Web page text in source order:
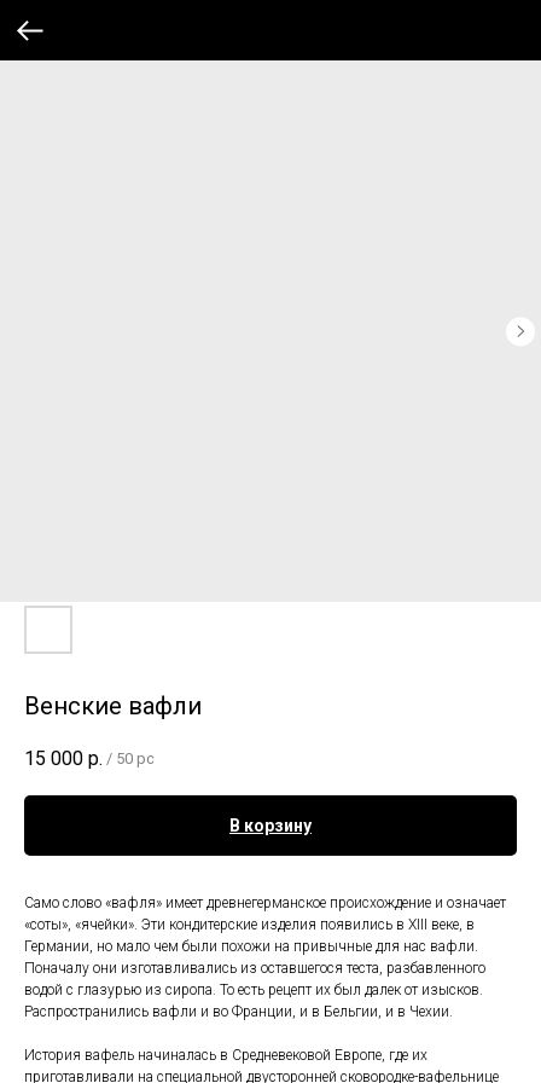
Венские вафли
15 000 р. / 50 pc
В корзину
Само слово «вафля» имеет древнегерманское происхождение и означает
«соты», «ячейки». Эти кондитерские изделия появились в XIII веке, в
Германии, но мало чем были похожи на привычные для нас вафли.
Поначалу они изготавливались из оставшегося теста, разбавленного
водой с глазурью из сиропа. То есть рецепт их был далек от изысков.
Распространились вафли и во Франции, и в Бельгии, и в Чехии.
История вафель начиналась в Средневековой Европе, где их
приготавливали на специальной двусторонней сковородке-вафельнице